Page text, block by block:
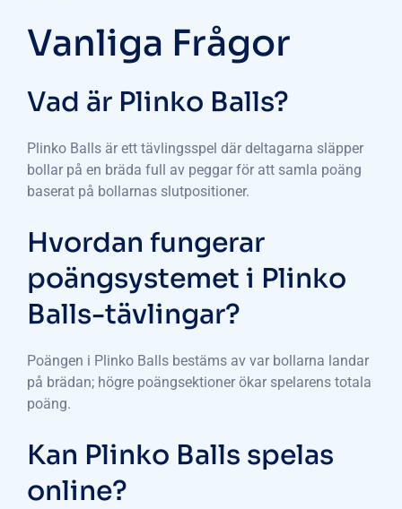
Vanliga Frågor
Vad är Plinko Balls?
Plinko Balls är ett tävlingsspel där deltagarna släpper
bollar på en bräda full av peggar för att samla poäng
baserat på bollarnas slutpositioner.
Hvordan fungerar
poängsystemet i Plinko
Balls-tävlingar?
Poängen i Plinko Balls bestäms av var bollarna landar
på brädan; högre poängsektioner ökar spelarens totala
poäng.
Kan Plinko Balls spelas
online?